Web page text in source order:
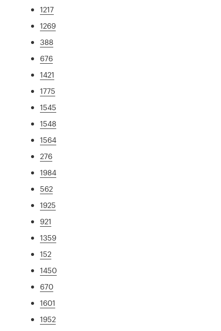
1217
1269
388
676
1421
1775
1545
1548
1564
276
1984
562
1925
921
1359
152
1450
670
1601
1952